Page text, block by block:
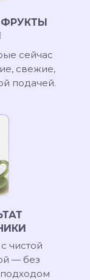
чистой
— без
подходом
сейчас
свежие,
подачей.